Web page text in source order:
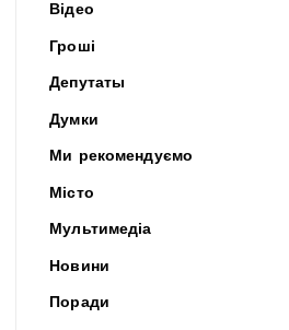
Відео
Гроші
Депутаты
Думки
Ми рекомендуємо
Місто
Мультимедіа
Новини
Поради